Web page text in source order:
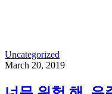
Uncategorized
March 20, 2019